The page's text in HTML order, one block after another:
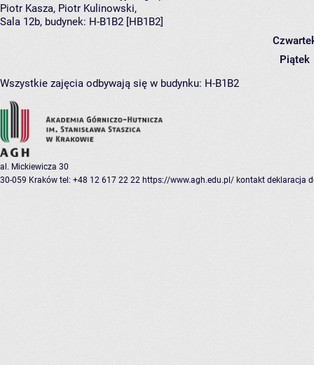
Piotr Kasza, Piotr Kulinowski,
Sala 12b, budynek: H-B1B2 [HB1B2]
Piątek
Wszystkie zajęcia odbywają się w budynku: H-B1B2
al. Mickiewicza 30
30-059 Kraków tel: +48 12 617 22 22 https://www.agh.edu.pl/ kontakt deklaracja